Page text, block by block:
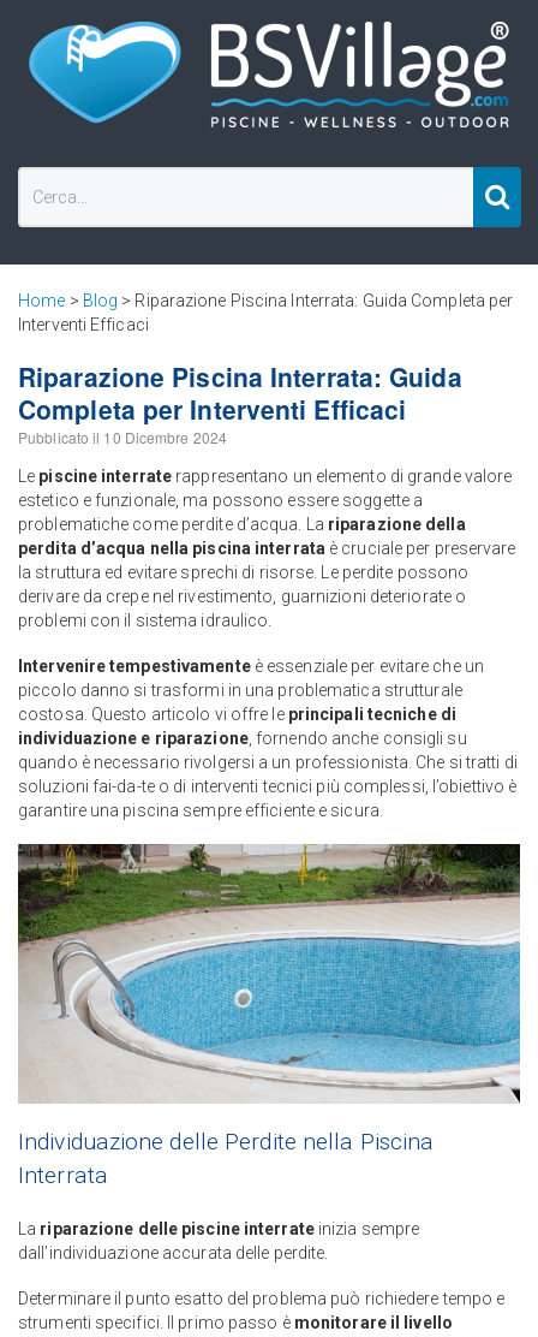
Home > Blog > Riparazione Piscina Interrata: Guida Completa per
Interventi Efficaci
Riparazione Piscina Interrata: Guida
Completa per Interventi Efficaci
Pubblicato il 10 Dicembre 2024
Le piscine interrate rappresentano un elemento di grande valore
estetico e funzionale, ma possono essere soggette a
problematiche come perdite d’acqua. La riparazione della
perdita d’acqua nella piscina interrata è cruciale per preservare
la struttura ed evitare sprechi di risorse. Le perdite possono
derivare da crepe nel rivestimento, guarnizioni deteriorate o
problemi con il sistema idraulico.
Intervenire tempestivamenteè essenziale per evitare che un
piccolo danno si trasformi in una problematica strutturale
costosa. Questo articolo vi offre le principali tecniche di
individuazione e riparazione, fornendo anche consigli su
quando è necessario rivolgersi a un professionista. Che si tratti di
soluzioni fai-da-te o di interventi tecnici più complessi, l’obiettivo è
garantire una piscina sempre efficiente e sicura.
Individuazione delle Perdite nella Piscina
Interrata
La riparazione delle piscine interrateinizia sempre
dall’individuazione accurata delle perdite.
Determinare il punto esatto del problema può richiedere tempo e
strumenti specifici. Il primo passo è monitorare il livello